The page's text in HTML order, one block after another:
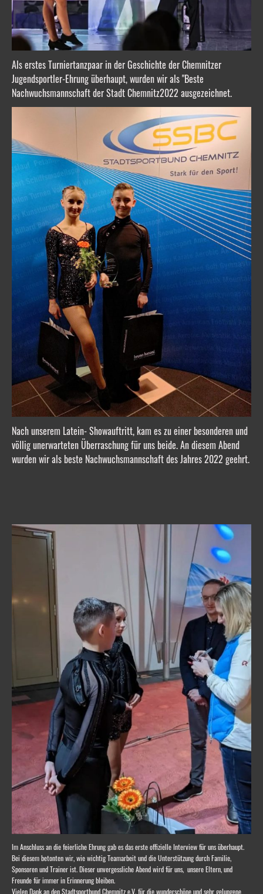
Als erstes Turniertanzpaar in der Geschichte der Chemnitzer
Jugendsportler-Ehrung überhaupt, wurden wir als "Beste
Nachwuchsmannschaft der Stadt Chemnitz2022 ausgezeichnet.
Nach unserem Latein- Showauftritt, kam es zu einer besonderen und
völlig unerwarteten Überraschung für uns beide. An diesem Abend
wurden wir als beste Nachwuchsmannschaft des Jahres 2022 geehrt.
Im Anschluss an die feierliche Ehrung gab es das erste offizielle Interview für uns überhaupt.
Bei diesem betonten wir, wie wichtig Teamarbeit und die Unterstützung durch Familie,
Sponsoren und Trainer ist. Dieser unvergessliche Abend wird für uns, unsere Eltern, und
Freunde für immer in Erinnerung bleiben.
Vielen Dank an den Stadtsportbund Chemnitz e.V. für die wunderschöne und sehr gelungene